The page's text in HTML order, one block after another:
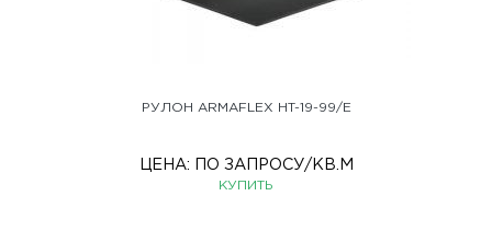
РУЛОН ARMAFLEX HT-19-99/E
ЦЕНА: ПО ЗАПРОСУ/КВ.М
КУПИТЬ